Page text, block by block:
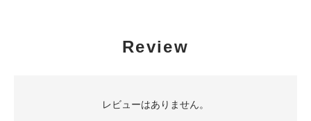
Review
レビューはありません。